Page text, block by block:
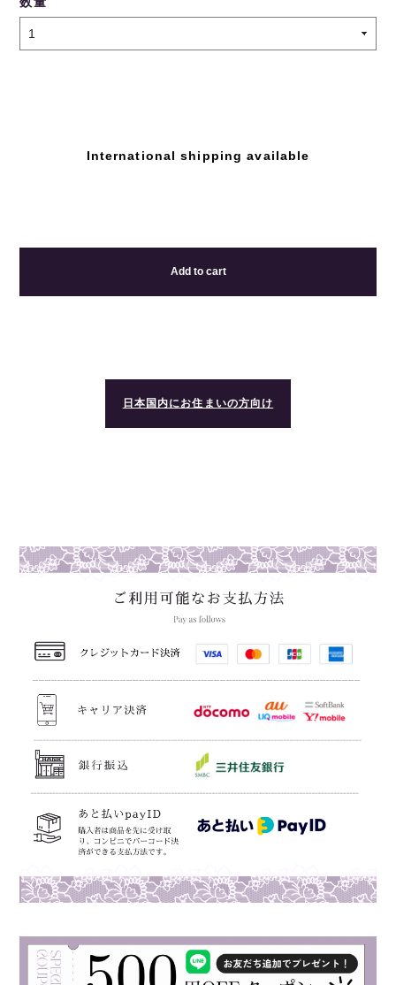
International shipping available
Add to cart
日本国内にお住まいの方向け